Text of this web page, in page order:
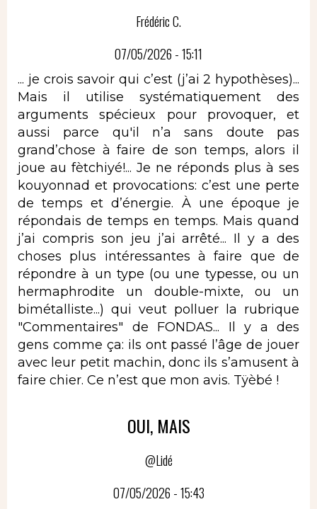
Frédéric C.
07/05/2026 - 15:11
... je crois savoir qui c’est (j’ai 2 hypothèses)...
Mais il utilise systématiquement des
arguments spécieux pour provoquer, et
aussi parce qu'il n’a sans doute pas
grand’chose à faire de son temps, alors il
joue au fètchiyé!... Je ne réponds plus à ses
kouyonnad et provocations: c’est une perte
de temps et d’énergie. À une époque je
répondais de temps en temps. Mais quand
j’ai compris son jeu j’ai arrêté... Il y a des
choses plus intéressantes à faire que de
répondre à un type (ou une typesse, ou un
hermaphrodite un double-mixte, ou un
bimétalliste...) qui veut polluer la rubrique
"Commentaires" de FONDAS... Il y a des
gens comme ça: ils ont passé l’âge de jouer
avec leur petit machin, donc ils s’amusent à
faire chier. Ce n’est que mon avis. Tÿèbé !
OUI, MAIS
@Lidé
07/05/2026 - 15:43